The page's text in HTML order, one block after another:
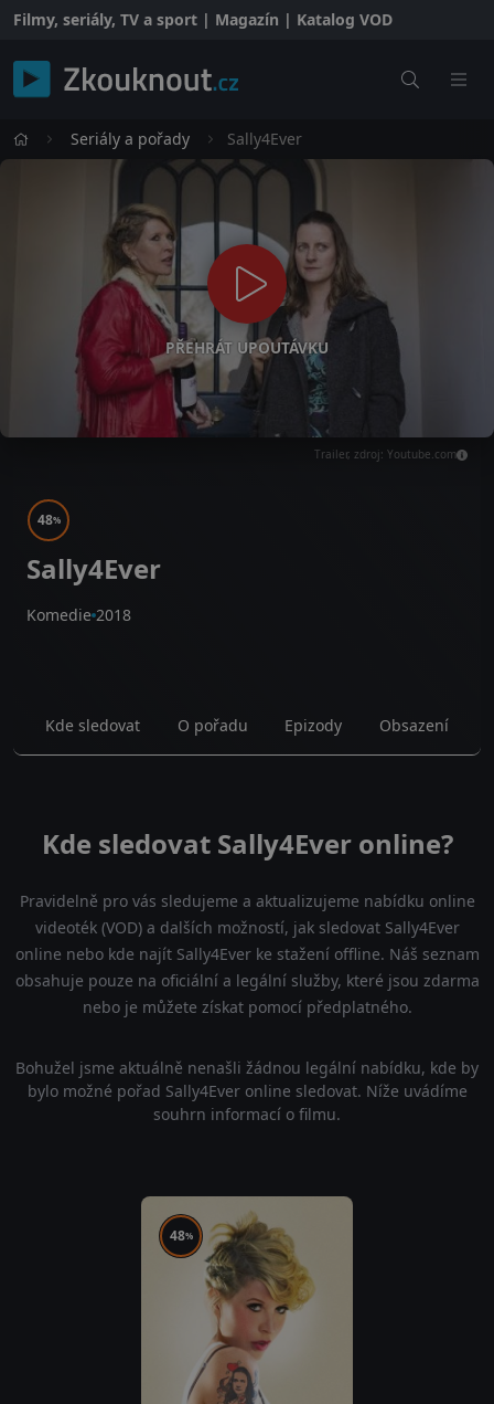
Filmy, seriály, TV a sport | Magazín | Katalog VOD
Seriály a pořady Sally4Ever
PŘEHRÁT UPOUTÁVKU
Trailer, zdroj: Youtube.com
48%
Sally4Ever
Komedie 2018
Kde sledovat O pořadu Epizody Obsazení
Kde sledovat Sally4Ever online?
Pravidelně pro vás sledujeme a aktualizujeme nabídku online
videoték (VOD) a dalších možností, jak sledovat Sally4Ever
online nebo kde najít Sally4Ever ke stažení offline. Náš seznam
obsahuje pouze na oficiální a legální služby, které jsou zdarma
nebo je můžete získat pomocí předplatného.
Bohužel jsme aktuálně nenašli žádnou legální nabídku, kde by
bylo možné pořad Sally4Ever online sledovat. Níže uvádíme
souhrn informací o filmu.
48%